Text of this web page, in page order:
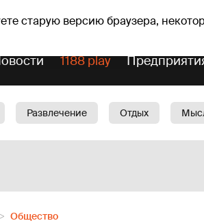
старую версию браузера,
°C Mudīte, Vladislava, Vladislavs
1188 play
Развлечение Отдых
Oбщество